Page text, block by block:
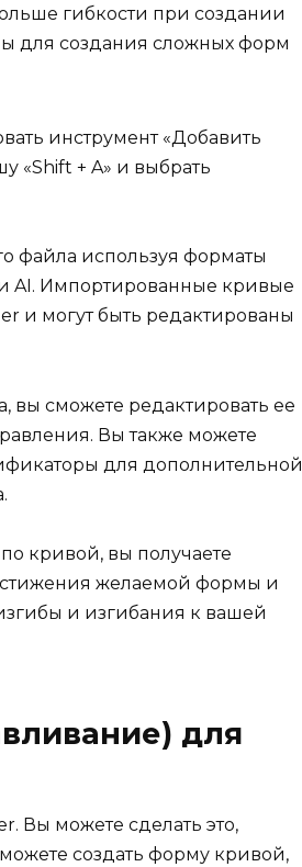
гибкости при создании
для создания сложных форм
инструмент «Добавить
«Shift + A» и выбрать
файла используя форматы
AI. Импортированные кривые
и могут быть редактированы
вы сможете редактировать ее
Вы также можете
для дополнительной
кривой, вы получаете
желаемой формы и
и изгибания к вашей
для
Вы можете сделать это,
создать форму кривой,